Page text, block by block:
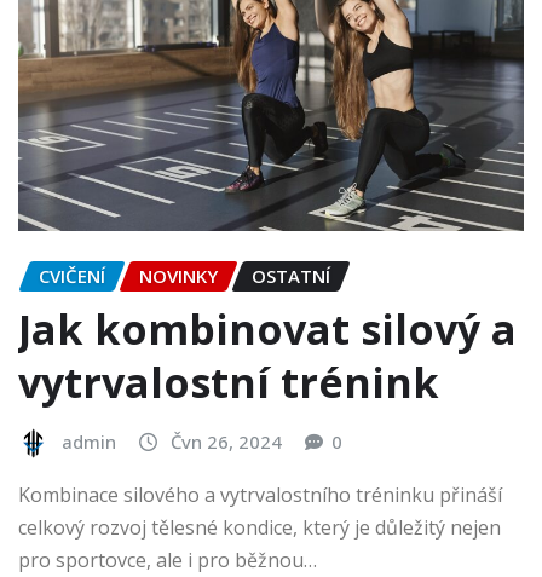
CVIČENÍ NOVINKY OSTATNÍ
Jak kombinovat silový a
vytrvalostní trénink
admin Čvn 26, 2024 0
Kombinace silového a vytrvalostního tréninku přináší
celkový rozvoj tělesné kondice, který je důležitý nejen
pro sportovce, ale i pro běžnou…